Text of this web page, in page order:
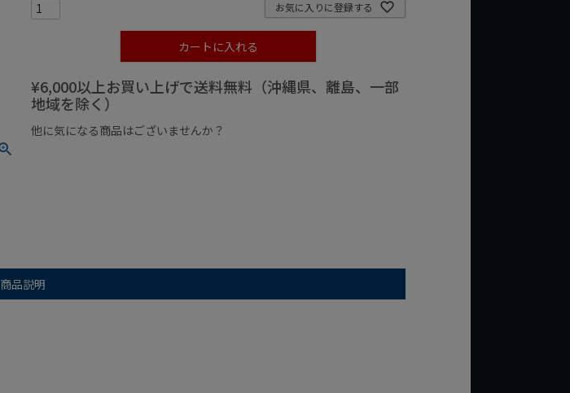
お気に入りに登録する
カートに入れる
¥6,000以上お買い上げで送料無料（沖縄県、離島、一部
地域を除く）
他に気になる商品はございませんか？
商品説明